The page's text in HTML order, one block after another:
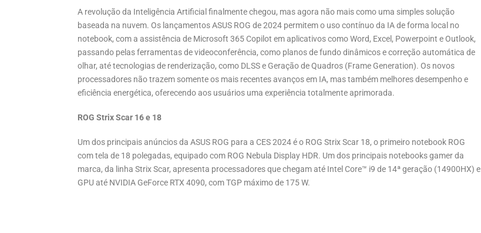
A revolução da Inteligência Artificial finalmente chegou, mas agora não mais como uma simples solução
baseada na nuvem. Os lançamentos ASUS ROG de 2024 permitem o uso contínuo da IA de forma local no
notebook, com a assistência de Microsoft 365 Copilot em aplicativos como Word, Excel, Powerpoint e Outlook,
passando pelas ferramentas de videoconferência, como planos de fundo dinâmicos e correção automática de
olhar, até tecnologias de renderização, como DLSS e Geração de Quadros (Frame Generation). Os novos
processadores não trazem somente os mais recentes avanços em IA, mas também melhores desempenho e
eficiência energética, oferecendo aos usuários uma experiência totalmente aprimorada.
ROG Strix Scar 16 e 18
Um dos principais anúncios da ASUS ROG para a CES 2024 é o ROG Strix Scar 18, o primeiro notebook ROG
com tela de 18 polegadas, equipado com ROG Nebula Display HDR. Um dos principais notebooks gamer da
marca, da linha Strix Scar, apresenta processadores que chegam até Intel Core™ i9 de 14ª geração (14900HX) e
GPU até NVIDIA GeForce RTX 4090, com TGP máximo de 175 W.